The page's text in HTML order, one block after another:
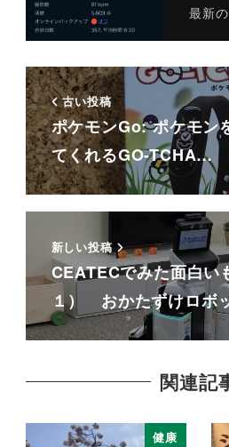
最新
古い投稿
ポケモンGo: ポケモン
てくれるGO-TCHA…
新しい投稿
CEATECでみた面白い
１） おかたずけロボ
関連記
健康